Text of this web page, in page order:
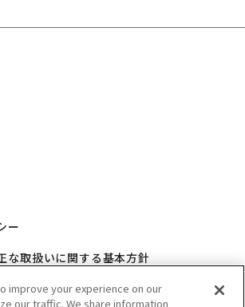
ー
な取扱いに関する基本方針
リシー
improve your experience on our
our traffic. We share information